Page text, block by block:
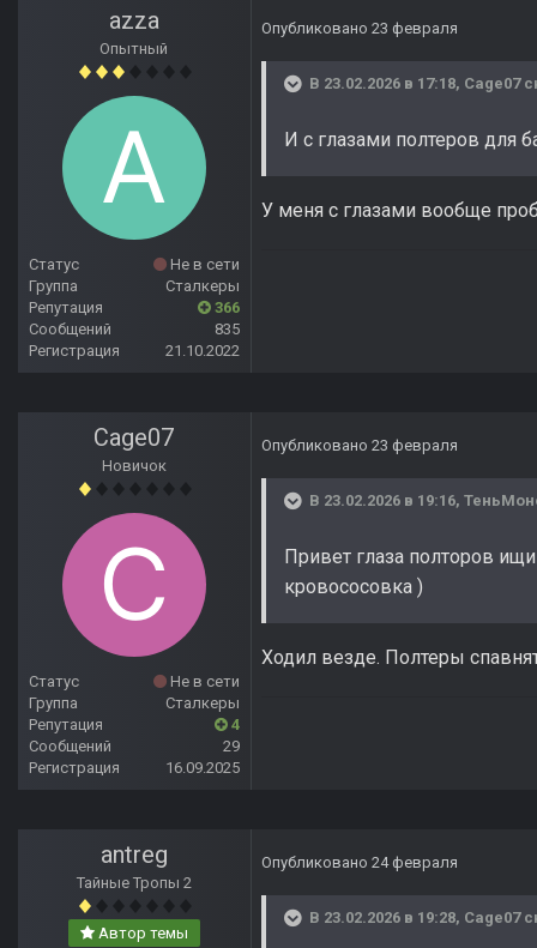
azza
Опытный
Статус
Не в сети
Группа
Сталкеры
Репутация
366
Сообщений
835
Регистрация
21.10.2022
Опубликовано 23 февраля
В 23.02.2026 в 17:18, Cage07
И с глазами полтеров для
У меня с глазами вообще
Cage07
Новичок
Статус
Не в сети
Группа
Сталкеры
Репутация
4
Сообщений
29
Регистрация
16.09.2025
Опубликовано 23 февраля
В 23.02.2026 в 19:16,
Привет глаза полторов
кровососовка )
Ходил везде. Полтеры
antreg
Тайные Тропы 2
Автор темы
Опубликовано 24 февраля
В 23.02.2026 в 19:28, Cage07